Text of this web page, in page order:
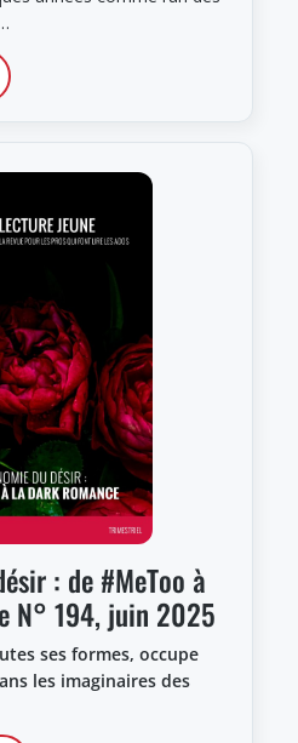
: de #MeToo à
N° 194, juin 2025
ses formes, occupe
les imaginaires des